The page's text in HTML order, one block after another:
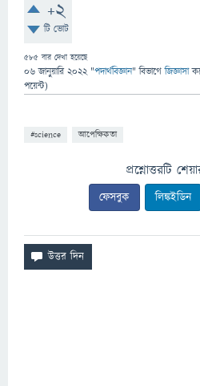
+2
টি ভোট
585 বার দেখা হয়েছে
06 জানুয়ারি 2022 "পদার্থবিজ্ঞান" বিভাগে জিজ্ঞাসা
পয়েন্ট)
#science আপেক্ষিকতা
প্রশ্নোত্তরটি
ফেসবুক লিঙ্কইডিন